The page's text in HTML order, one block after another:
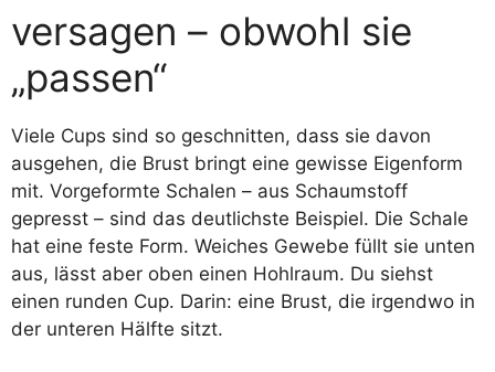
versagen – obwohl sie
„passen“
Viele Cups sind so geschnitten, dass sie davon
ausgehen, die Brust bringt eine gewisse Eigenform
mit. Vorgeformte Schalen – aus Schaumstoff
gepresst – sind das deutlichste Beispiel. Die Schale
hat eine feste Form. Weiches Gewebe füllt sie unten
aus, lässt aber oben einen Hohlraum. Du siehst
einen runden Cup. Darin: eine Brust, die irgendwo in
der unteren Hälfte sitzt.